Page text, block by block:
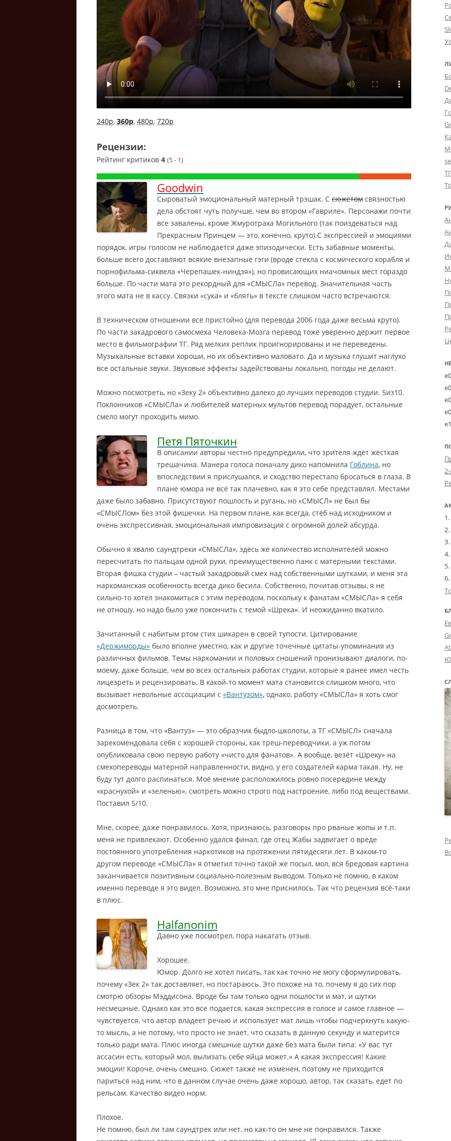
240p, 360p, 480p, 720p
Рецензии:
Рейтинг критиков 4 (5- 1)
Goodwin
Сыроватый эмоциональный матерный трэшак. С сюжетом связностью
дела обстоят чуть получше, чем во втором «Гавриле». Персонажи почти
все завалены, кроме Жмуротраха Могильного (так поиздеваться над
Прекрасным Принцем — это, конечно, круто).С экспрессией и эмоциями
порядок, игры голосом не наблюдается даже эпизодически. Есть забавные моменты,
больше всего доставляют всякие внезапные гэги (вроде стекла с космического корабля и
порнофильма-сиквела «Черепашек-ниндзя»), но провисающих ниачомных мест гораздо
больше. По части мата это рекордный для «СМЫСЛа» перевод. Значительная часть
этого мата не в кассу. Связки «сука» и «блять» в тексте слишком часто встречаются.
В техническом отношении всё пристойно (для перевода 2006 года даже весьма круто).
По части закадрового самосмеха Человека-Мозга перевод тоже уверенно держит первое
место в фильмографии ТГ. Ряд мелких реплик проигнорированы и не переведены.
Музыкальные вставки хороши, но их объективно маловато. Да и музыка глушит наглухо
все остальные звуки. Звуковые эффекты задействованы локально, погоды не делают.
Можно посмотреть, но «Зеку 2» объективно далеко до лучших переводов студии. 5из10.
Поклонников «СМЫСЛа» и любителей матерных мультов перевод порадует, остальные
смело могут проходить мимо.
Петя Пяточкин
В описании авторы честно предупредили, что зрителя ждёт жёсткая
трешачина. Манера голоса поначалу дико напомнила Гоблина, но
впоследствии я прислушался, и сходство перестало бросаться в глаза. В
плане юмора не всё так плачевно, как я это себе представлял. Местами
даже было забавно. Присутствуют пошлость и ругань, но «СМЫСЛ» не был бы
«СМЫСЛом» без этой фишечки. На первом плане, как всегда, стёб над исходником и
очень экспрессивная, эмоциональная импровизация с огромной долей абсурда.
Обычно я хвалю саундтреки «СМЫСЛа», здесь же количество исполнителей можно
пересчитать по пальцам одной руки, преимущественно панк с матерными текстами.
Вторая фишка студии – частый закадровый смех над собственными шутками, и меня эта
наркоманская особенность всегда дико бесила. Собственно, почитав отзывы, я не
сильно-то хотел знакомиться с этим переводом, поскольку к фанатам «СМЫСЛа» я себя
не отношу, но надо было уже покончить с темой «Шрека». И неожиданно вкатило.
Зачитанный с набитым ртом стих шикарен в своей тупости. Цитирование
«Держиморды» было вполне уместно, как и другие точечные цитаты-упоминания из
различных фильмов. Темы наркомании и половых сношений пронизывают диалоги, по-
моему, даже больше, чем во всех остальных работах студии, которые я ранее имел честь
лицезреть и рецензировать. В какой-то момент мата становится слишком много, что
вызывает невольные ассоциации с «Вантузом», однако, работу «СМЫСЛа» я хоть смог
досмотреть.
Разница в том, что «Вантуз» — это образчик быдло-школоты, а ТГ «СМЫСЛ» сначала
зарекомендовала себя с хорошей стороны, как треш-переводчики, а уж потом
опубликовала свою первую работу «чисто для фанатов». А вообще, везёт «Шреку» на
смехопереводы матерной направленности, видно, у его создателей карма такая. Ну, не
буду тут долго распинаться. Моё мнение расположилось ровно посередине между
«краснухой» и «зеленью», смотреть можно строго под настроение, либо под веществами.
Поставил 5/10.
Мне, скорее, даже понравилось. Хотя, признаюсь, разговоры про рваные жопы и т.п.
меня не привлекают. Особенно удался финал, где отец Жабы задвигает о вреде
постоянного употребления наркотиков на протяжении пятидесяти лет. В каком-то
другом переводе «СМЫСЛа» я отметил точно такой же посыл, мол, вся бредовая картина
заканчивается позитивным социально-полезным выводом. Только не помню, в каком
именно переводе я это видел. Возможно, это мне приснилось. Так что рецензия всё-таки
в плюс.
Halfanonim
Давно уже посмотрел, пора накатать отзыв.
Хорошее.
Юмор. Долго не хотел писать, так как точно не могу сформулировать,
почему «Зек 2» так доставляет, но постараюсь. Это похоже на то, почему я до сих пор
смотрю обзоры Мэддисона. Вроде бы там только одни пошлости и мат, и шутки
несмешные. Однако как это все подается, какая экспрессия в голосе и самое главное —
чувствуется, что автор владеет речью и использует мат лишь чтобы подчеркнуть какую-
то мысль, а не потому, что просто не знает, что сказать в данную секунду и матерится
только ради мата. Плюс иногда смешные шутки даже без мата были типа: «У вас тут
ассасин есть, который мол, вылизать себе яйца может.» А какая экспрессия! Какие
эмоции! Короче, очень смешно. Сюжет также не изменен, поэтому не приходится
париться над ним, что в данном случае очень даже хорошо, автор, так сказать, едет по
рельсам. Качество видео норм.
Плохое.
Не помню, был ли там саундтрек или нет, но как-то он мне не понравился. Также